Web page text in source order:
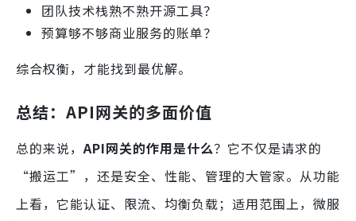
团队技术栈熟不熟开源工具？
预算够不够商业服务的账单？
综合权衡，才能找到最优解。
总结：API网关的多面价值
总的来说，API网关的作用是什么？它不仅是请求的
“搬运工”，还是安全、性能、管理的大管家。从功能
上看，它能认证、限流、均衡负载；适用范围上，微服